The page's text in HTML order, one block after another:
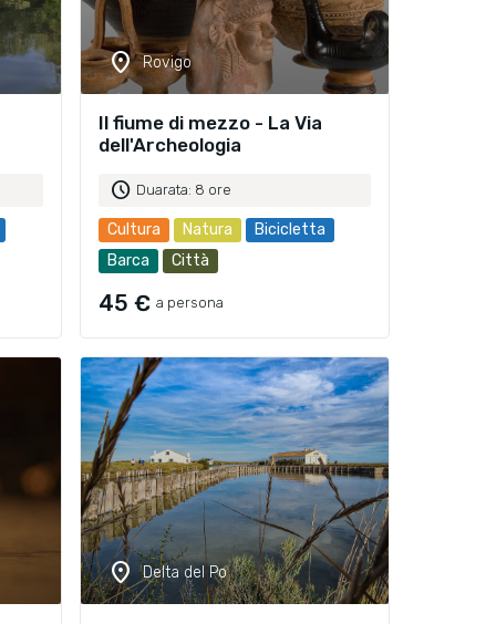
location_on Rovigo
Il fiume di mezzo - La Via
dell'Archeologia
schedule Duarata: 8 ore
Cultura Natura
Bicicletta
Barca
Città
45 € a persona
location_on Delta del Po